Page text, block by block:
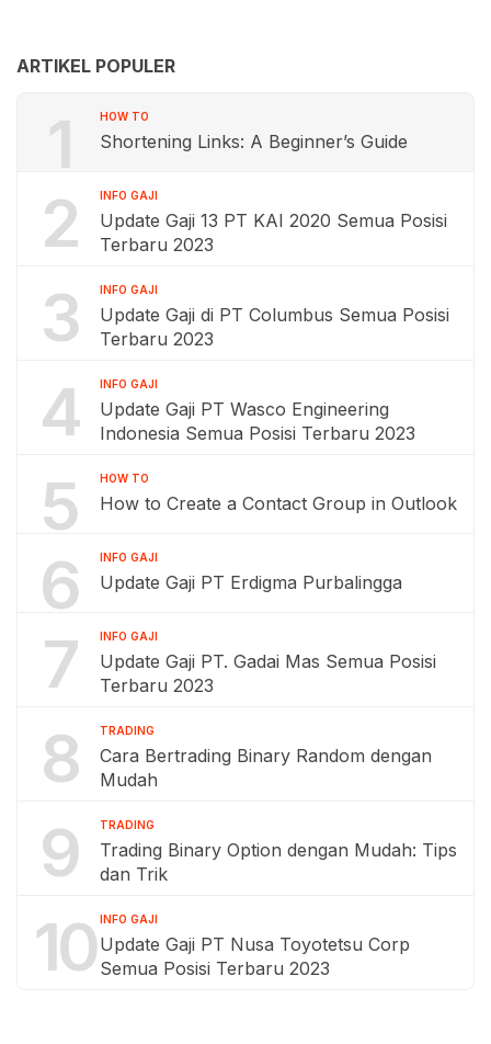
ARTIKEL POPULER
1 HOW TO
Shortening Links: A Beginner’s Guide
2 INFO GAJI
Update Gaji 13 PT KAI 2020 Semua Posisi
Terbaru 2023
3 INFO GAJI
Update Gaji di PT Columbus Semua Posisi
Terbaru 2023
4 INFO GAJI
Update Gaji PT Wasco Engineering
Indonesia Semua Posisi Terbaru 2023
5 HOW TO
How to Create a Contact Group in Outlook
6 INFO GAJI
Update Gaji PT Erdigma Purbalingga
7 INFO GAJI
Update Gaji PT. Gadai Mas Semua Posisi
Terbaru 2023
8 TRADING
Cara Bertrading Binary Random dengan
Mudah
9 TRADING
Trading Binary Option dengan Mudah: Tips
dan Trik
10 INFO GAJI
Update Gaji PT Nusa Toyotetsu Corp
Semua Posisi Terbaru 2023